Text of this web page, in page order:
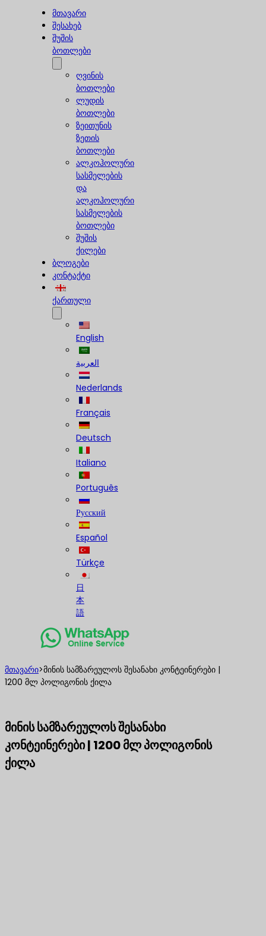
მთავარი
შესახებ
შუშის
ბოთლები
ღვინის
ბოთლები
ლუდის
ბოთლები
ზეითუნის
ზეთის
ბოთლები
ალკოჰოლური
სასმელების
და
ალკოჰოლური
სასმელების
ბოთლები
შუშის
ქილები
ბლოგები
კონტაქტი
ქართული
English
العربية
Nederlands
Français
Deutsch
Italiano
Português
Русский
Español
Türkçe
日
本
語
მთავარი>მინის სამზარეულოს შესანახი კონტეინერები |
1200 მლ პოლიგონის ქილა
მინის სამზარეულოს შესანახი
კონტეინერები | 1200 მლ პოლიგონის
ქილა